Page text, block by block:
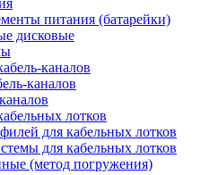
питания (батарейки)
дисковые
каналов
каналов
лотков
для кабельных лотков
для кабельных лотков
(метод погружения)